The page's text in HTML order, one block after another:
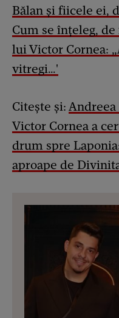
Bălan și fiicele ei,
Cum se înțeleg,
lui Victor Cornea:
vitregi…'
Citește și: Andreea
Victor Cornea a
drum spre
aproape de